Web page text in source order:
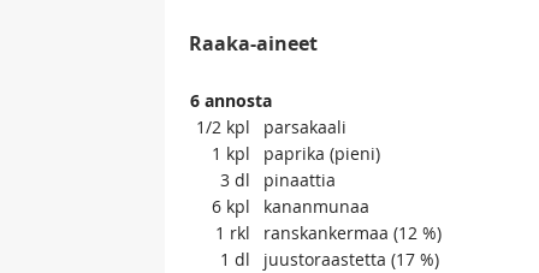
Raaka-aineet
6 annosta
1/2 kpl
parsakaali
1 kpl
paprika (pieni)
3 dl
pinaattia
6 kpl
kananmunaa
1 rkl
ranskankermaa (12 %)
1 dl
juustoraastetta (17 %)